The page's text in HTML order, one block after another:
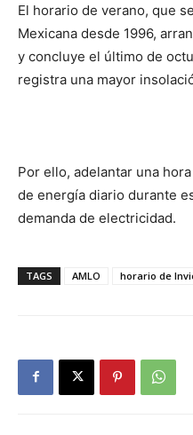
El horario de verano, que
Mexicana desde 1996,
y concluye el último de
registra una mayor
Por ello, adelantar una
de energía diario durante
demanda de electricidad.
TAGS AMLO horario de